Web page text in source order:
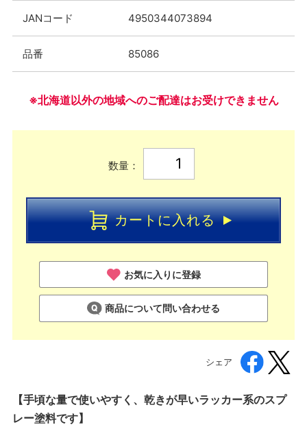
JANコード 4950344073894
品番 85086
※北海道以外の地域へのご配達はお受けできません
数量：
カートに入れる
お気に入りに登録
商品について問い合わせる
シェア
【手頃な量で使いやすく、乾きが早いラッカー系のスプ
レー塗料です】